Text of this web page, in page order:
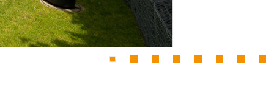
2 3 4 5 6 7 8